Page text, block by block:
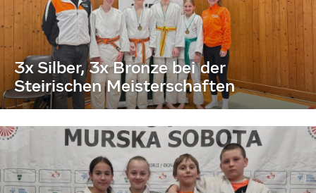
3x Silber, 3x Bronze bei der
Steirischen Meisterschaften